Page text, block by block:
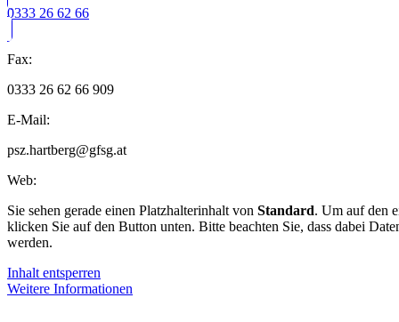
0333 26 62 66
Fax:
0333 26 62 66 909
E-Mail:
psz.hartberg@gfsg.at
Web:
Sie sehen gerade einen Platzhalterinhalt von Standard. Um auf den
klicken Sie auf den Button unten. Bitte beachten Sie, dass dabei
werden.
Inhalt entsperren
Weitere Informationen